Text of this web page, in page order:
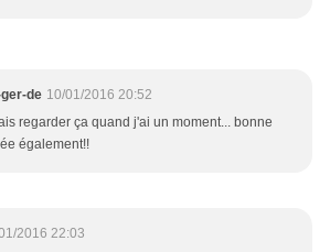
de 10/01/2016 20:52
regarder ça quand j'ai un moment... bonne
également!!
2016 22:03